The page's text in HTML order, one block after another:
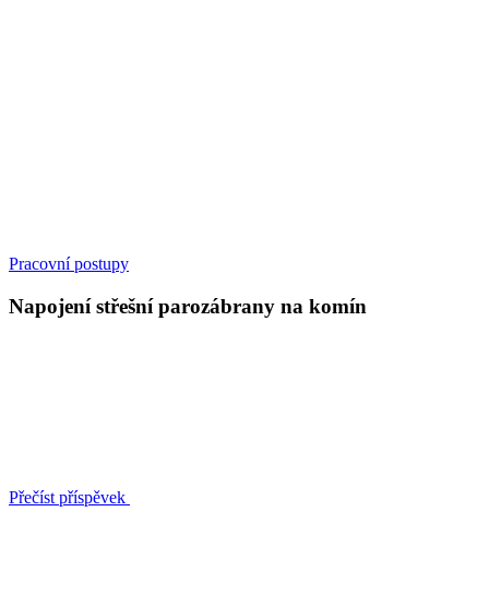
Pracovní postupy
Napojení střešní parozábrany na komín
Přečíst příspěvek